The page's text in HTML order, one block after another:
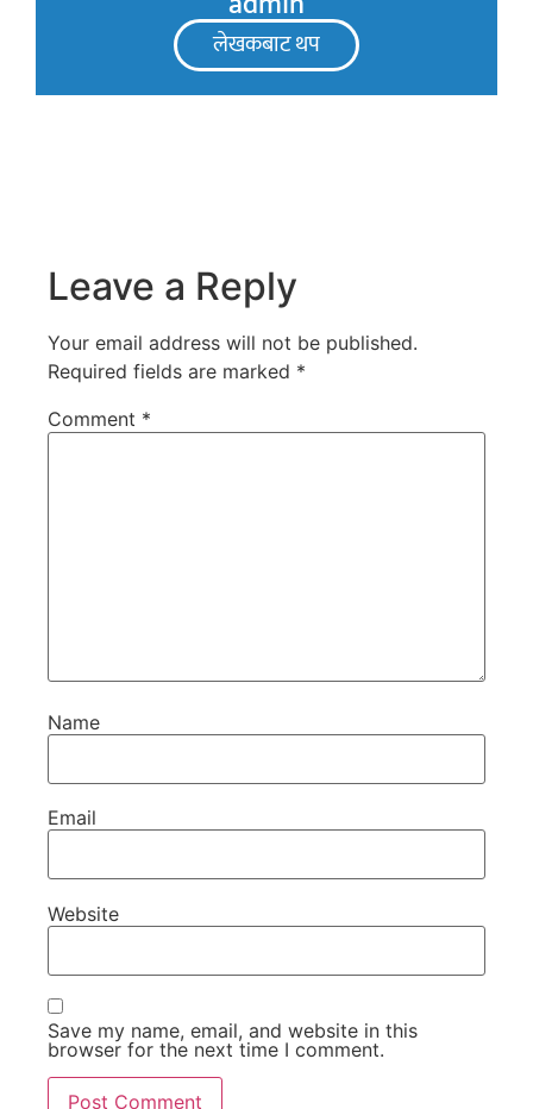
लेखकबाट थप
Leave a Reply
Your email address will not be published.
Required fields are marked *
Comment *
Name
Email
Website
Save my name, email, and website in this
browser for the next time I comment.